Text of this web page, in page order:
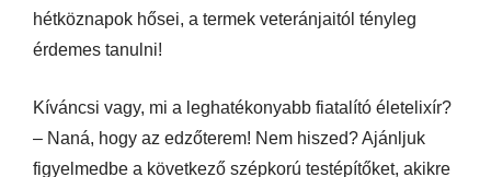
hétköznapok hősei, a termek veteránjaitól tényleg
érdemes tanulni!
Kíváncsi vagy, mi a leghatékonyabb fiatalító életelixír?
– Naná, hogy az edzőterem! Nem hiszed? Ajánljuk
figyelmedbe a következő szépkorú testépítőket, akikre